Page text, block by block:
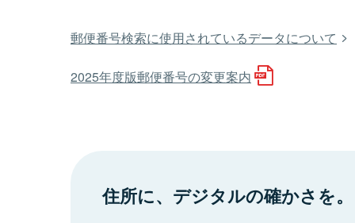
郵便番号検索に使用されているデータについて
2025年度版郵便番号の変更案内
住所に、デジタルの確かさを。